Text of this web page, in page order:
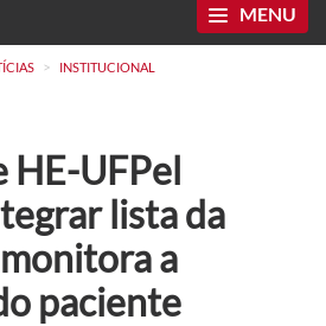
MENU
> INSTITUCIONAL
HE-UFPel
lista da
a
paciente